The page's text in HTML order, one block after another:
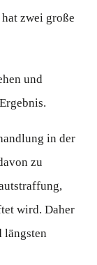
zwei große
und
in der
zu
wird. Daher
längsten